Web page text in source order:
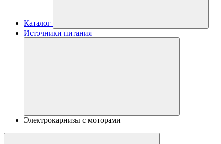
Каталог
Источники питания
Электрокарнизы с моторами